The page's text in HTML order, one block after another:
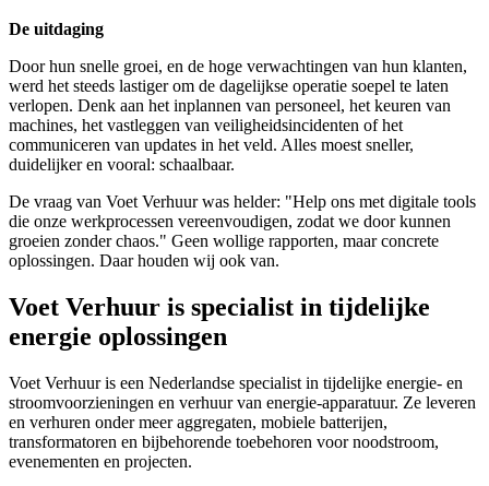
De uitdaging
Door hun snelle groei, en de hoge verwachtingen van hun klanten,
werd het steeds lastiger om de dagelijkse operatie soepel te laten
verlopen. Denk aan het inplannen van personeel, het keuren van
machines, het vastleggen van veiligheidsincidenten of het
communiceren van updates in het veld. Alles moest sneller,
duidelijker en vooral: schaalbaar.
De vraag van Voet Verhuur was helder: "Help ons met digitale tools
die onze werkprocessen vereenvoudigen, zodat we door kunnen
groeien zonder chaos." Geen wollige rapporten, maar concrete
oplossingen. Daar houden wij ook van.
Voet Verhuur is specialist in tijdelijke
energie oplossingen
Voet Verhuur is een Nederlandse specialist in tijdelijke energie- en
stroomvoorzieningen en verhuur van energie-apparatuur. Ze leveren
en verhuren onder meer aggregaten, mobiele batterijen,
transformatoren en bijbehorende toebehoren voor noodstroom,
evenementen en projecten.